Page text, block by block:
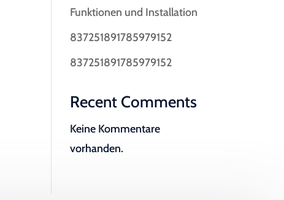
Funktionen und Installation
837251891785979152
837251891785979152
Recent Comments
Keine Kommentare
vorhanden.